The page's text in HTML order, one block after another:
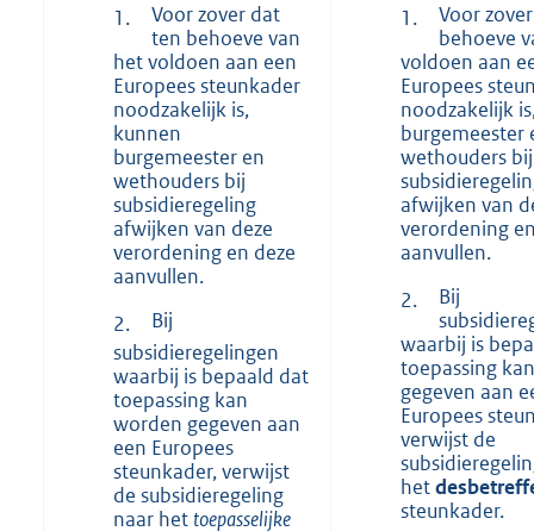
1.
Voor zover dat
ten behoeve van
het voldoen aan een
Europees steunkader
noodzakelijk is,
kunnen
burgemeester en
wethouders bij
subsidieregeling
afwijken van deze
verordening en deze
aanvullen.
2.
Bij
subsidieregelingen
waarbij is bepaald dat
toepassing kan
worden gegeven aan
een Europees
steunkader, verwijst
de subsidieregeling
naar hettoepasselijke
1.
Voor
behoeve
voldoen aan
Europees
noodzakelijk
burgemeester
wethouders bij
afwijken van
verordening
aanvullen.
2.
Bij
waarbij is
toepassing
gegeven aan
Europees
verwijst de
het
steunkader.